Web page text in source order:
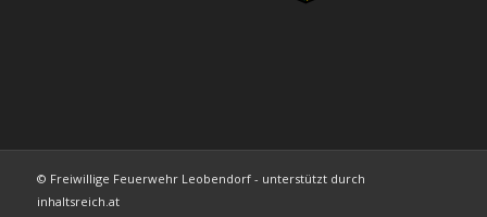
© Freiwillige Feuerwehr Leobendorf - unterstützt durch
inhaltsreich.at